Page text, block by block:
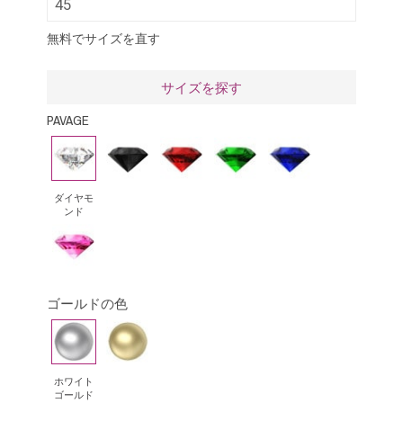
無料でサイズを直す
サイズを探す
PAVAGE
ダ
ヤ
モ
ン
ダイヤモ
ンド
ブ
ラ
ア
モ
ン
ル
ビ
エ
メ
ブ
ル
ピ
ン
サ
フ
ァ
イ
ア
ゴールドの色
ホ
ワ
イ
ト
ホワイト
ゴールド
イ
エ